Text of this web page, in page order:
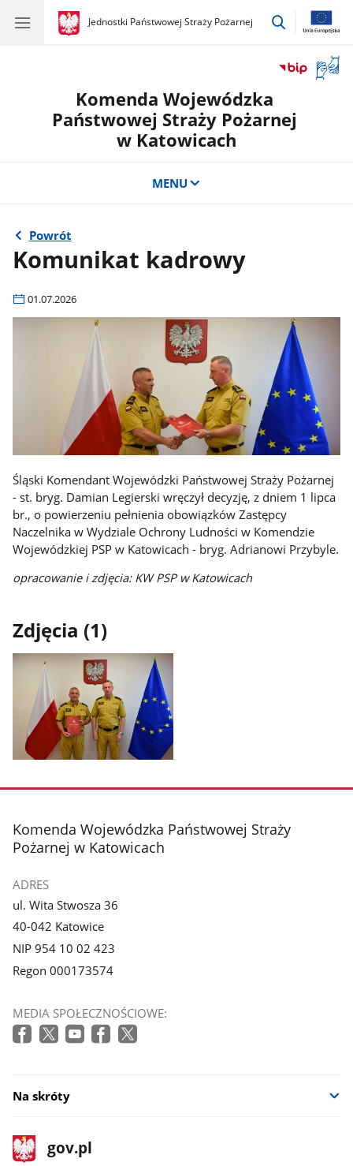
gov.pl
Jednostki Państwowej Straży Pożarnej
gov.pl
Jednostki
przejdź
okno
Komenda Wojewódzka
Państwowej Straży Pożarnej
w Katowicach
MENU
Powrót
Komunikat kadrowy
01.07.2026
Śląski Komendant Wojewódzki Państwowej Straży Pożarnej
- st. bryg. Damian Legierski wręczył decyzję, z dniem 1 lipca
br., o powierzeniu pełnienia obowiązków Zastępcy
Naczelnika w Wydziale Ochrony Ludności w Komendzie
Wojewódzkiej PSP w Katowicach - bryg. Adrianowi Przybyle.
opracowanie i zdjęcia: KW PSP w Katowicach
Zdjęcia (1)
zdjęcie
galerii.
stopka
Komenda Wojewódzka Państwowej Straży
Pożarnej w Katowicach
ADRES
ul. Wita Stwosza 36
40-042 Katowice
NIP 954 10 02 423
Regon 000173574
MEDIA SPOŁECZNOŚCIOWE:
Na skróty
stopka
gov.pl
Strona
gov.pl